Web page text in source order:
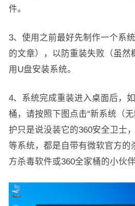
件。
3、使用之前最好先制作一个系
的文章），以防重装失败（虽然
用U盘安装系统。
4、系统完成重装进入桌面后，
桶，请按照下图点击“新系统（
护只是说没装它的360安全卫士
等系统，都是自带有微软官方的
方杀毒软件或360全家桶的小伙